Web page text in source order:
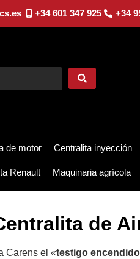
+34 601 347 925 +34
de motor Centralita inyección
Renault Maquinaria agrícola
de
Carens el «testigo encendido